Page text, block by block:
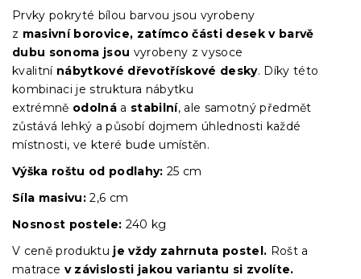
Prvky pokryté bílou barvou jsou vyrobeny
z masivní borovice, zatímco části desek v barvě
dubu sonoma jsou vyrobeny z vysoce
kvalitní nábytkové dřevotřískové desky. Díky této
kombinaci je struktura nábytku
extrémně odolná a stabilní, ale samotný předmět
zůstává lehký a působí dojmem úhlednosti každé
místnosti, ve které bude umístěn.
Výška roštu od podlahy:25 cm
Síla masivu: 2,6 cm
Nosnost postele: 240 kg
V ceně produktu je vždy zahrnuta postel. Rošt a
matrace v závislosti jakou variantu si zvolíte.